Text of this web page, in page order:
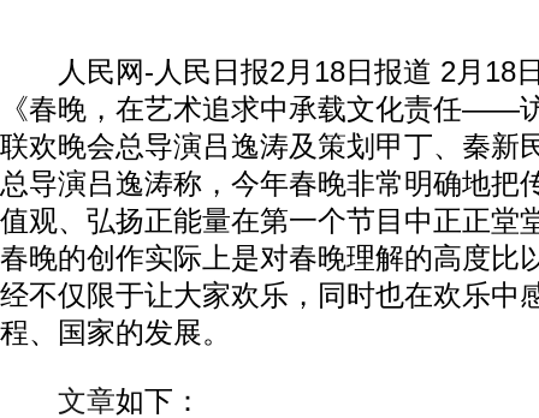
人民网-人民日报2月18日报道 2月18
《春晚，在艺术追求中承载文化责任——
联欢晚会总导演吕逸涛及策划甲丁、秦新
总导演吕逸涛称，今年春晚非常明确地把
值观、弘扬正能量在第一个节目中正正堂
春晚的创作实际上是对春晚理解的高度比
经不仅限于让大家欢乐，同时也在欢乐中
程、国家的发展。
文章如下：